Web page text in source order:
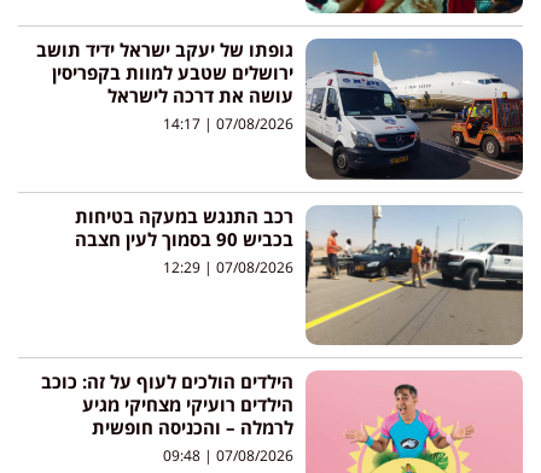
גופתו של יעקב ישראל ידיד תושב
ירושלים שטבע למוות בקפריסין
עושה את דרכה לישראל
07/08/2026
רכב התנגש במעקה בטיחות
בכביש 90 בסמוך לעין חצבה
07/08/2026
הילדים הולכים לעוף על זה: כוכב
הילדים רועיקי מצחיקי מגיע
לרמלה – והכניסה חופשית
07/08/2026